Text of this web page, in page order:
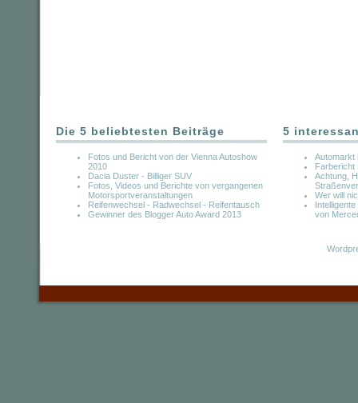
Die 5 beliebtesten Beiträge
Fotos und Bericht von der Vienna Autoshow
2010
Dacia Duster - Billiger SUV
Fotos, Videos und Berichte von vergangenen
Motorsportveranstaltungen
Reifenwechsel - Radwechsel - Reifentausch
Gewinner des Blogger Auto Award 2013
5
Automarkt
Farbericht
Achtung,
Wer will
von